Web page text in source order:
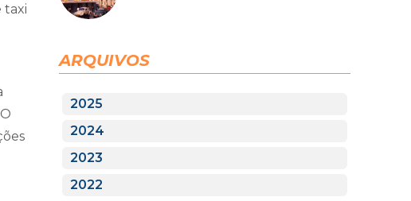
taxi
ARQUIVOS
2025
2024
2023
2022